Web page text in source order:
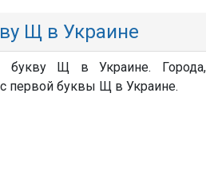
Щ в Украине
букву Щ в Украине. Города,
первой буквы Щ в Украине.